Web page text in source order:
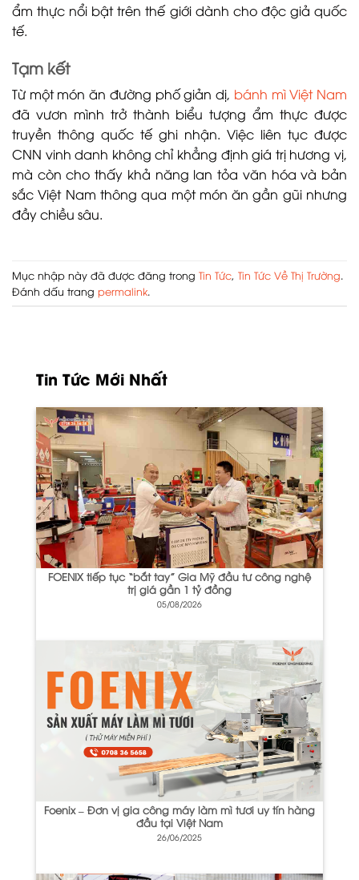
ẩm thực nổi bật trên thế giới dành cho độc giả quốc
tế.
Tạm kết
Từ một món ăn đường phố giản dị, bánh mì Việt Nam
đã vươn mình trở thành biểu tượng ẩm thực được
truyền thông quốc tế ghi nhận. Việc liên tục được
CNN vinh danh không chỉ khẳng định giá trị hương vị,
mà còn cho thấy khả năng lan tỏa văn hóa và bản
sắc Việt Nam thông qua một món ăn gần gũi nhưng
đầy chiều sâu.
Mục nhập này đã được đăng trong Tin Tức Tin Tức Về Thị Trường
Đánh dấu trang permalink
Tin Tức Mới Nhất
FOENIX tiếp tục “bắt tay” Gia Mỹ đầu tư công nghệ
trị giá gần 1 tỷ đồng
05/08/2026
Foenix – Đơn vị gia công máy làm mì tươi uy tín hàng
đầu tại Việt Nam
26/06/2025